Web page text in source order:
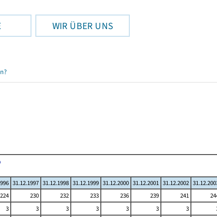
WIR ÜBER UNS
31.12.1997 31.12.1998 31.12.1999 31.12.2000 31.12.2001 31.12.2002
224 230 232 233 236 239 241
3 3 3 3 3 3 3